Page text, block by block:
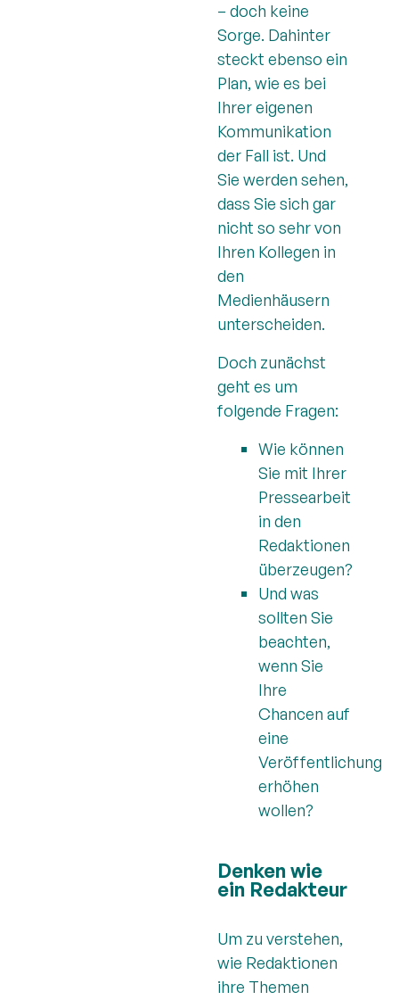
– doch keine
Sorge. Dahinter
steckt ebenso ein
Plan, wie es bei
Ihrer eigenen
Kommunikation
der Fall ist. Und
Sie werden sehen,
dass Sie sich gar
nicht so sehr von
Ihren Kollegen in
den
Medienhäusern
unterscheiden.
Doch zunächst
geht es um
folgende Fragen:
Wie können
Sie mit Ihrer
Pressearbeit
in den
Redaktionen
überzeugen?
Und was
sollten Sie
beachten,
wenn Sie
Ihre
Chancen auf
eine
Veröffentlichung
erhöhen
wollen?
Denken wie
ein Redakteur
Um zu verstehen,
wie Redaktionen
ihre Themen